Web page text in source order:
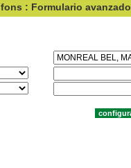
fons : Formulario avanzado